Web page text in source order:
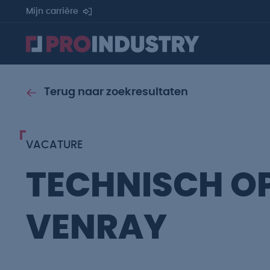
Mijn carrière
Terug naar zoekresultaten
VACATURE
TECHNISCH
VENRAY